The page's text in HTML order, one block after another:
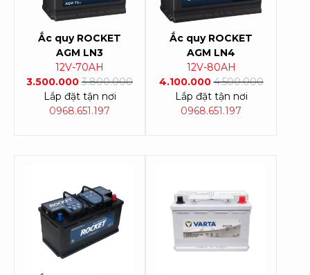
Ắc quy ROCKET
AGM LN3
12V-70AH
3.500.000 3.800.000
Lắp đặt tận nơi
0968.651.197
Ắc quy ROCKET
AGM LN4
12V-80AH
4.100.000 4.500.000
Lắp đặt tận nơi
0968.651.197